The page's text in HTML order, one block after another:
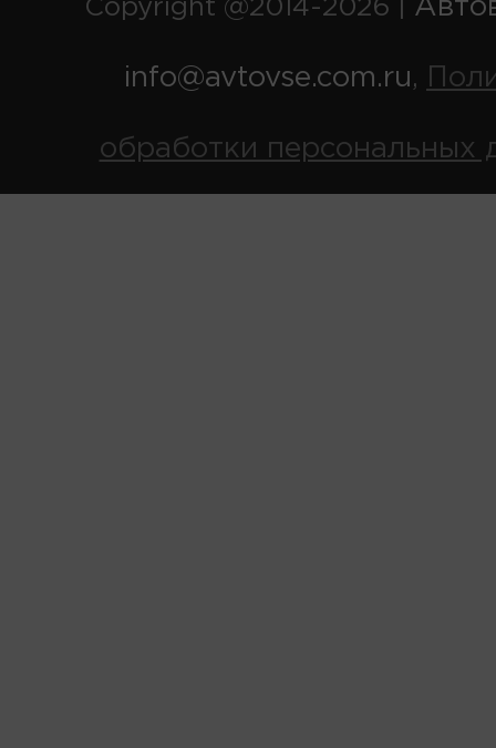
Copyright @2014-2026 |
info@avtovse.com.ru,
обработки персональных